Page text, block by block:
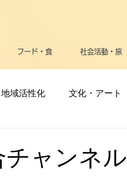
フード・食 社会活動・旅
地域活性化 文化・アート
チャンネル